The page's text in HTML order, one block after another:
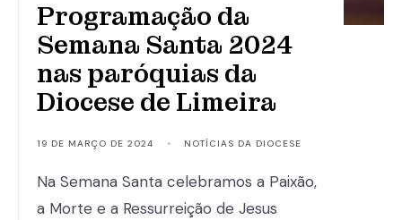
Programação da
Semana Santa 2024
nas paróquias da
Diocese de Limeira
19 DE MARÇO DE 2024 • NOTÍCIAS DA DIOCESE
Na Semana Santa celebramos a Paixão,
a Morte e a Ressurreição de Jesus